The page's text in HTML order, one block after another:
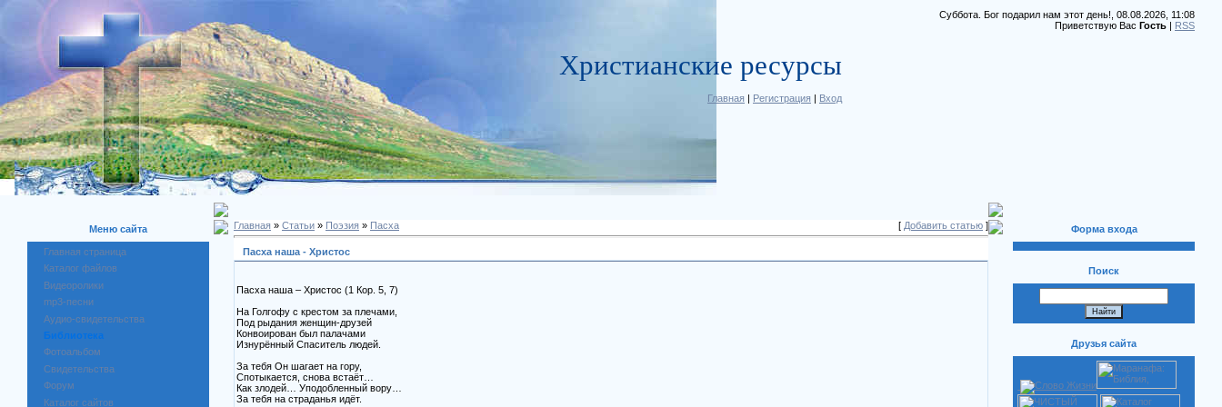
Христианские ресурсы
Главная | Регистрация | Вход
Суббота. Бог подарил нам этот день!, 08.08.2026, 11:08
Приветствую Вас Гость | RSS
Меню сайта
Главная страница
Каталог файлов
Видеоролики
mp3-песни
Аудио-свидетельства
Библиотека
Фотоальбом
Свидетельства
Форум
Каталог сайтов
Главная » Статьи » Поэзия » Пасха [ Добавить статью ]
Пасха наша - Христос
Пасха наша – Христос (1 Кор. 5, 7)
На Голгофу с крестом за плечами,
Под рыдания женщин-друзей
Конвоирован был палачами
Изнурённый Спаситель людей.
За тебя Он шагает на гору,
Спотыкается, снова встаёт…
Как злодей… Уподобленный вору…
За тебя на страданья идёт.
Форма входа
Поиск
Друзья сайта